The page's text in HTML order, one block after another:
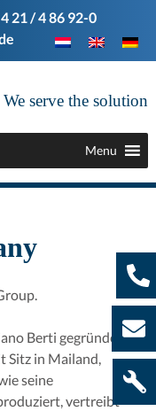
21 / 4 86 92-0
We serve the solution
Menu
Berti gegründet
Sitz in Mailand,
seine
vertreibt